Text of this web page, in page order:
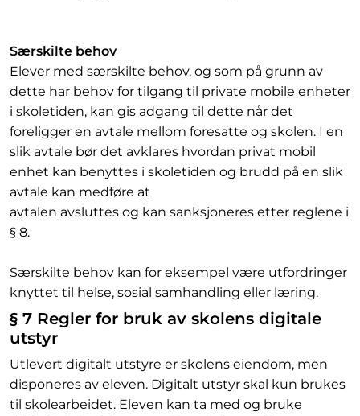
Særskilte behov
Elever med særskilte behov, og som på grunn av
dette har behov for tilgang til private mobile enheter
i skoletiden, kan gis adgang til dette når det
foreligger en avtale mellom foresatte og skolen. I en
slik avtale bør det avklares hvordan privat mobil
enhet kan benyttes i skoletiden og brudd på en slik
avtale kan medføre at
avtalen avsluttes og kan sanksjoneres etter reglene i
§ 8.
Særskilte behov kan for eksempel være utfordringer
knyttet til helse, sosial samhandling eller læring.
§ 7 Regler for bruk av skolens digitale
utstyr
Utlevert digitalt utstyre er skolens eiendom, men
disponeres av eleven. Digitalt utstyr skal kun brukes
til skolearbeidet. Eleven kan ta med og bruke